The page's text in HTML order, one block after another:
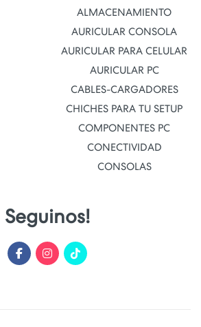
ALMACENAMIENTO
AURICULAR CONSOLA
AURICULAR PARA CELULAR
AURICULAR PC
CABLES-CARGADORES
CHICHES PARA TU SETUP
COMPONENTES PC
CONECTIVIDAD
CONSOLAS
Seguinos!